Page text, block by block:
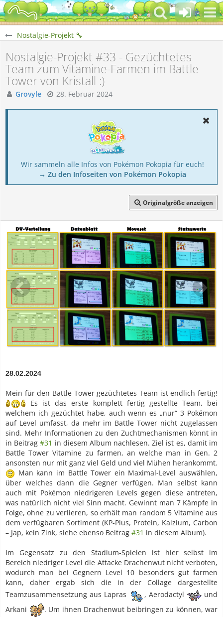
Nostalgie-Projekt 🔧
Nostalgie-Projekt #33 - Gezüchtetes
Team zum Vitamine-Farmen im Battle
Tower von Kristall :)
Grovyle 28. Februar 2024
Wir sammeln alle Infos von Pokémon Pokopia für euch!
→ Zu den Infoseiten von Pokémon Pokopia
Originalgröße anzeigen
28.02.2024
Mein für den Battle Tower gezüchtetes Team ist endlich fertig!
Es ist das erste komplett fertig gestellte Team, bei
welchem ich gezüchtet habe, auch wenn es „nur“ 3 Pokémon
auf Level umfasst, da mehr im Battle Tower nicht zugelassen
sind. Mehr Informationen zu den Zuchtmechanismen könnt in
in Beitrag#31 in diesem Album nachlesen. Ziel ist es, damit im
Battle Tower Vitamine zu farmen, an welche man in Gen. 2
ansonsten nur mit ganz viel Geld und viel Mühen herankommt.
Man kann im Battle Tower ein Maximal-Level auswählen,
über welches dann die Gegner verfügen. Man selbst kann
auch mit Pokémon niedrigeren Levels gegen diese antreten,
was natürlich nicht viel Sinn macht. Gewinnt man 7 Kämpfe in
Folge, ohne zu verlieren, so erhält man random 5 Vitamine aus
dem verfügbaren Sortiment (KP-Plus, Protein, Kalzium, Carbon
– Jap, kein Zink, siehe ebenso Beitrag #31 in diesem Album).
Im Gegensatz zu den Stadium-Spielen ist hier selbst im
Bereich niedriger Level die Attacke Drachenwut nicht verboten,
wodurch man bei Gegnern Level 10 besonders gut farmen
kann, daher ergab sich die in der Collage dargestellte
Teamzusammensetzung aus Lapras
, Aerodactyl
und
Arkani
. Um ihnen Drachenwut beibringen zu können, war